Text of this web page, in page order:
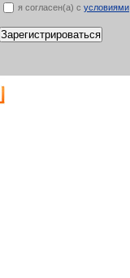
я согласен(а) с условиями
Зарегистрироваться